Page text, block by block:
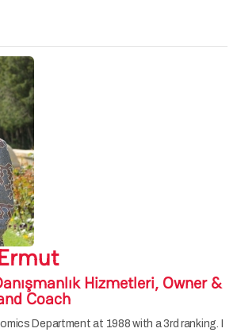
Hizmetleri, Owner &
Coach
Department at 1988 with a 3rd ranking. I